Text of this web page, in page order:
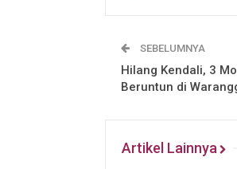
SEBELUMNYA
Hilang Kendali, 3
Beruntun di
Artikel Lainnya